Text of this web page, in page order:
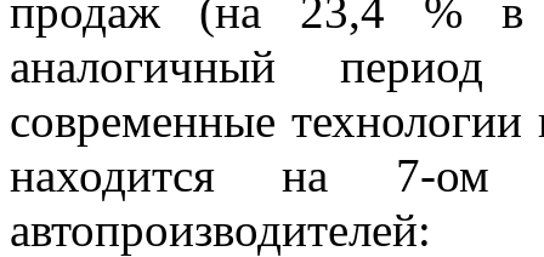
продаж (на 23,4 % в
аналогичный период
современные
находится на 7-ом
автопроизводителей: